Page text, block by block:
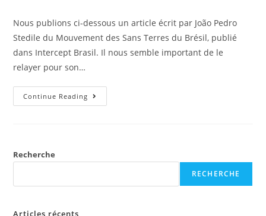
Nous publions ci-dessous un article écrit par João Pedro
Stedile du Mouvement des Sans Terres du Brésil, publié
dans Intercept Brasil. Il nous semble important de le
relayer pour son…
Continue Reading
Recherche
RECHERCHE
Articles récents